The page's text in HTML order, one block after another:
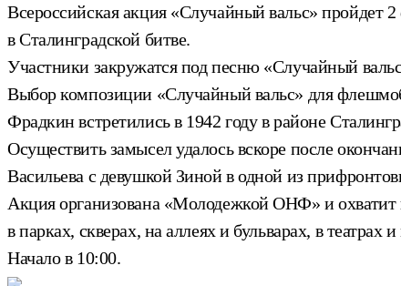
Всероссийская акция «Случайный вальс»
в Сталинградской битве.
Участники закружатся под песню «Случайный
Выбор композиции «Случайный вальс» для
Фрадкин встретились в 1942 году в районе
Осуществить замысел удалось вскоре после
Васильева с девушкой Зиной в одной из
Акция организована «Молодежкой ОНФ» и охватит
в парках, скверах, на аллеях и бульварах, в театрах
Начало в 10:00.